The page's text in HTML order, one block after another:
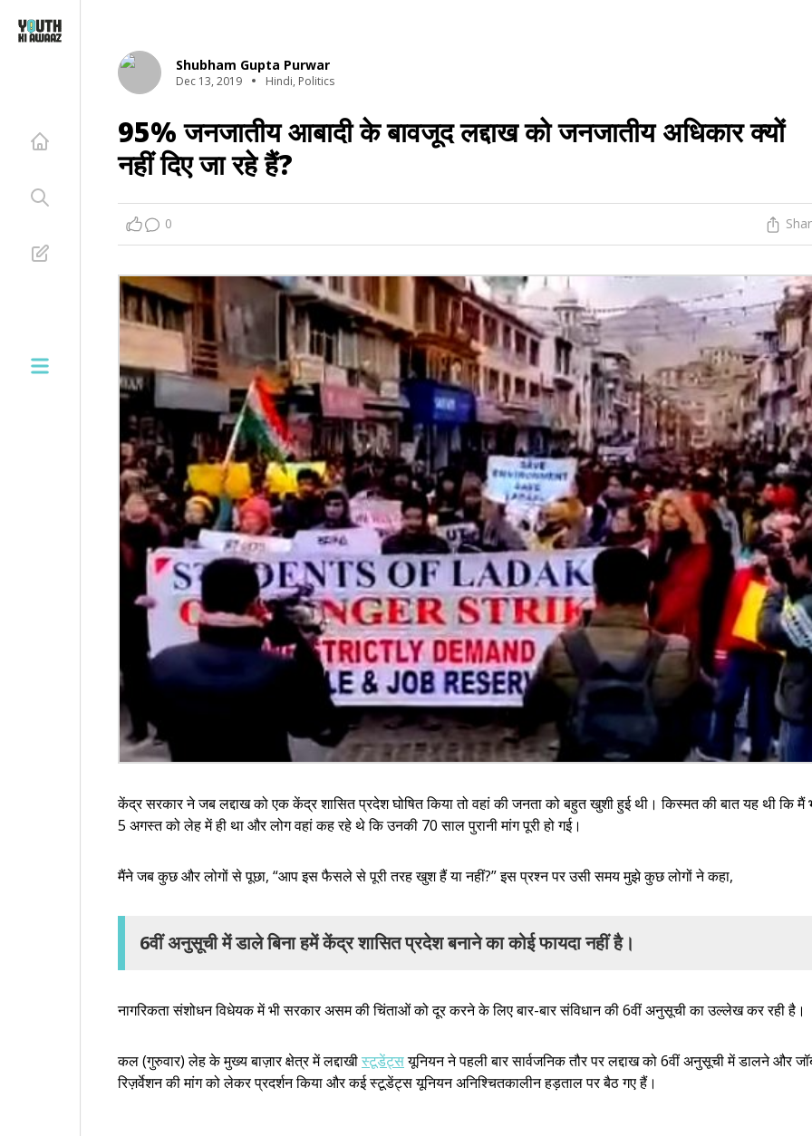
Shubham Gupta Purwar
Dec 13, 2019 Hindi, Politics
95% जनजातीय आबादी के बावजूद लद्दाख को जनजातीय अधिकार क्यों
नहीं दिए जा रहे हैं?
0
केंद्र सरकार ने जब लद्दाख को एक केंद्र शासित प्रदेश घोषित किया तो वहां की जनता को बहुत खुशी हुई थी। किस्मत की बात यह थी कि मैं
5 अगस्त को लेह में ही था और लोग वहां कह रहे थे कि उनकी 70 साल पुरानी मांग पूरी हो गई।
मैंने जब कुछ और लोगों से पूछा, “आप इस फैसले से पूरी तरह खुश हैं या नहीं?” इस प्रश्न पर उसी समय मुझे कुछ लोगों ने कहा,
6वीं अनुसूची में डाले बिना हमें केंद्र शासित प्रदेश बनाने का कोई फायदा नहीं है।
नागरिकता संशोधन विधेयक में भी सरकार असम की चिंताओं को दूर करने के लिए बार-बार संविधान की 6वीं अनुसूची का उल्लेख कर रही है।
कल (गुरुवार) लेह के मुख्य बाज़ार क्षेत्र में लद्दाखीस्टूडेंट्सयूनियन ने पहली बार सार्वजनिक तौर पर लद्दाख को 6वीं अनुसूची में डालने और
रिज़र्वेशन की मांग को लेकर प्रदर्शन किया और कई स्टूडेंट्स यूनियन अनिश्चितकालीन हड़ताल पर बैठ गए हैं।